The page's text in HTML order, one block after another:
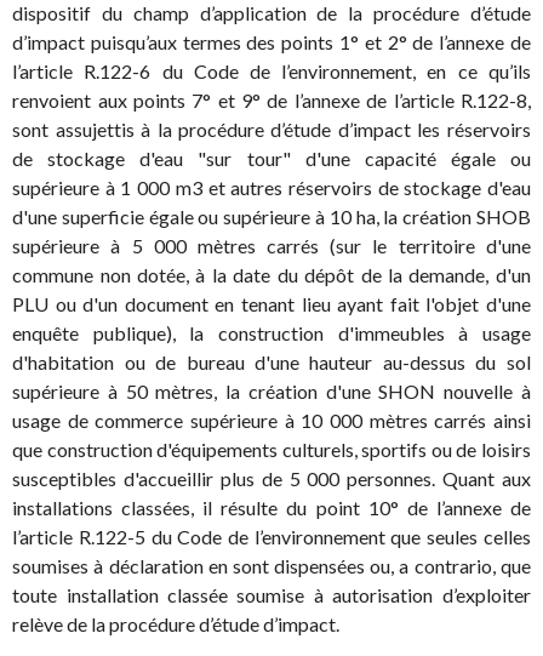
dispositif du champ d’application de la procédure d’étude
d’impact puisqu’aux termes des points 1° et 2° de l’annexe de
l’article R.122-6 du Code de l’environnement, en ce qu’ils
renvoient aux points 7° et 9° de l’annexe de l’article R.122-8,
sont assujettis à la procédure d’étude d’impact les réservoirs
de stockage d'eau "sur tour" d'une capacité égale ou
supérieure à 1 000 m3 et autres réservoirs de stockage d'eau
d'une superficie égale ou supérieure à 10 ha, la création SHOB
supérieure à 5 000 mètres carrés (sur le territoire d'une
commune non dotée, à la date du dépôt de la demande, d'un
PLU ou d'un document en tenant lieu ayant fait l'objet d'une
enquête publique), la construction d'immeubles à usage
d'habitation ou de bureau d'une hauteur au-dessus du sol
supérieure à 50 mètres, la création d'une SHON nouvelle à
usage de commerce supérieure à 10 000 mètres carrés ainsi
que construction d'équipements culturels, sportifs ou de loisirs
susceptibles d'accueillir plus de 5 000 personnes. Quant aux
installations classées, il résulte du point 10° de l’annexe de
l’article R.122-5 du Code de l’environnement que seules celles
soumises à déclaration en sont dispensées ou, a contrario, que
toute installation classée soumise à autorisation d’exploiter
relève de la procédure d’étude d’impact.